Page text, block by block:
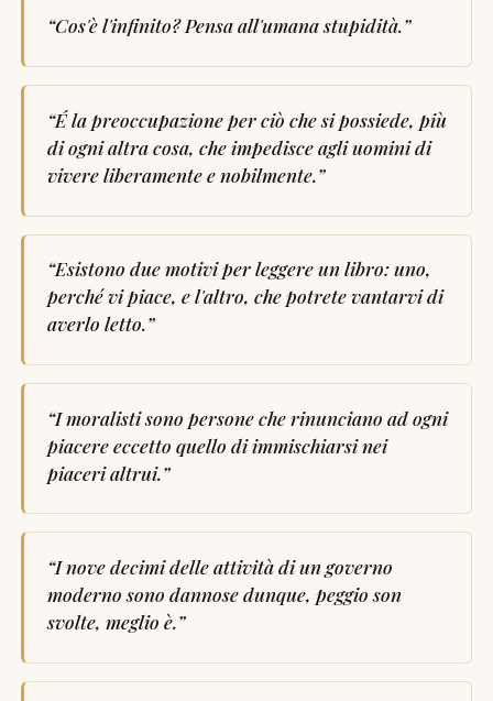
“Cos'è l'infinito? Pensa all'umana stupidità.”
“É la preoccupazione per ciò che si possiede, più
di ogni altra cosa, che impedisce agli uomini di
vivere liberamente e nobilmente.”
“Esistono due motivi per leggere un libro: uno,
perché vi piace, e l'altro, che potrete vantarvi di
averlo letto.”
“I moralisti sono persone che rinunciano ad ogni
piacere eccetto quello di immischiarsi nei
piaceri altrui.”
“I nove decimi delle attività di un governo
moderno sono dannose dunque, peggio son
svolte, meglio è.”